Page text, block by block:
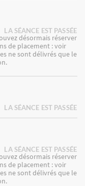
LA SÉANCE EST PASSÉE
désormais réserver
de placement : voir
ne sont délivrés que le
LA SÉANCE EST PASSÉE
LA SÉANCE EST PASSÉE
désormais réserver
de placement : voir
ne sont délivrés que le